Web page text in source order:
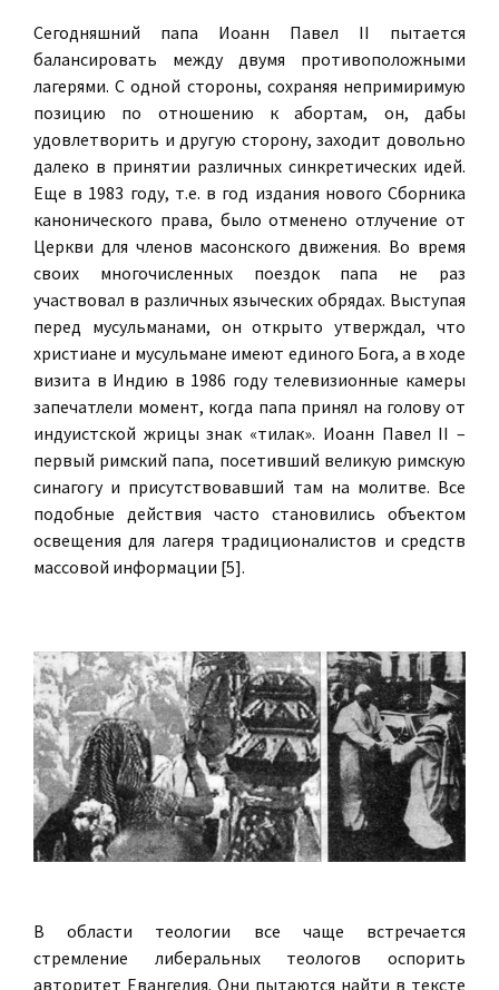
Сегодняшний папа Иоанн Павел II пытается
балансировать между двумя противоположными
лагерями. С одной стороны, сохраняя непримиримую
позицию по отношению к абортам, он, дабы
удовлетворить и другую сторону, заходит довольно
далеко в принятии различных синкретических идей.
Еще в 1983 году, т.е. в год издания нового Сборника
канонического права, было отменено отлучение от
Церкви для членов масонского движения. Во время
своих многочисленных поездок папа не раз
участвовал в различных языческих обрядах. Выступая
перед мусульманами, он открыто утверждал, что
христиане и мусульмане имеют единого Бога, а в ходе
визита в Индию в 1986 году телевизионные камеры
запечатлели момент, когда папа принял на голову от
индуистской жрицы знак «тилак». Иоанн Павел II –
первый римский папа, посетивший великую римскую
синагогу и присутствовавший там на молитве. Все
подобные действия часто становились объектом
освещения для лагеря традиционалистов и средств
массовой информации [5].
В области теологии все чаще встречается
стремление либеральных теологов оспорить
авторитет Евангелия. Они пытаются найти в тексте